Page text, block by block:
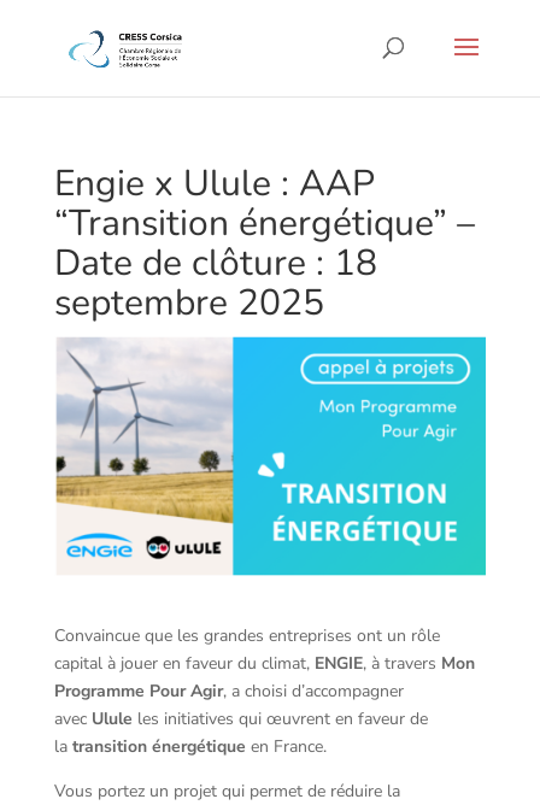
Engie x Ulule : AAP
“Transition énergétique” –
Date de clôture : 18
septembre 2025
Convaincue que les grandes entreprises ont un rôle
capital à jouer en faveur du climat, ENGIE, à travers Mon
Programme Pour Agir, a choisi d’accompagner
avec Ulule les initiatives qui œuvrent en faveur de
la transition énergétique en France.
Vous portez un projet qui permet de réduire la